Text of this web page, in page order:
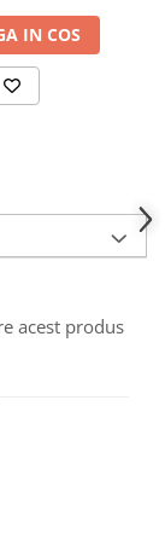
IN COS
acest produs